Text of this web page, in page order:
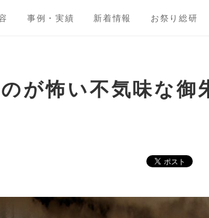
事例・実績 新着情報 お祭り総研
が怖い不気味な御